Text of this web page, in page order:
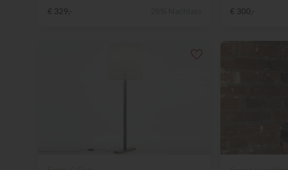
€ 329,- € 300,-